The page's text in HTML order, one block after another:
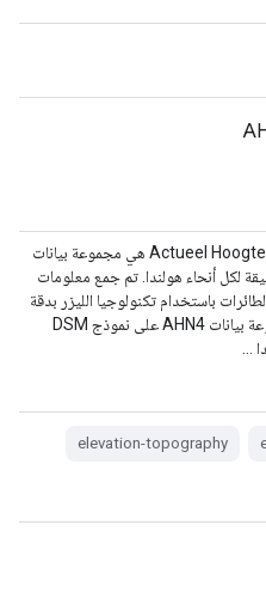
‫Actueel Hoogtebestand Nederland (AHN) هي مجموعة بيانات
لكل أنحاء هولندا. تم جمع معلومات
باستخدام تكنولوجيا الليزر بدقة
عمودية تبلغ 5 سم. تحتوي مجموعة بيانات AHN4 على نموذج DSM
elevation-topography